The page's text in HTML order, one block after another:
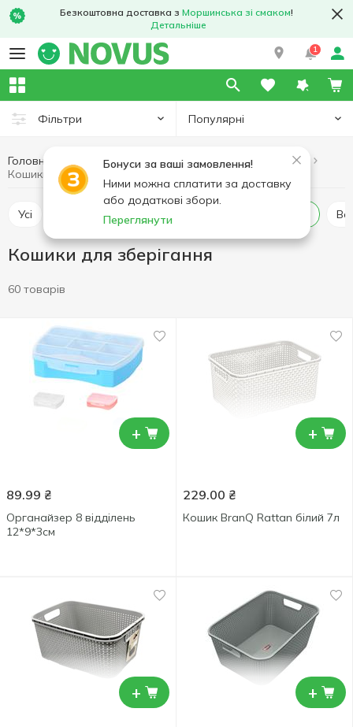
Безкоштовна доставка з Моршинська зі смаком!
Детальніше
1
Фільтри Популярні
Бонуси за ваші замовлення!
Ними можна сплатити за доставку
або додаткові збори.
Переглянути
Головна Товари для дому Зберігання та догляд за одягом
Кошики для зберігання
Усі Вішаки та плечики
Кошики для зберігання
60 товарів
+
89.99 ₴
Органайзер 8 відділень
12*9*3см
+
229.00 ₴
Кошик BranQ Rattan білий 7л
+ +